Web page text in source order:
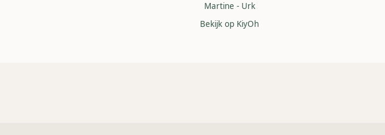
Martine - Urk
Bekijk op KiyOh